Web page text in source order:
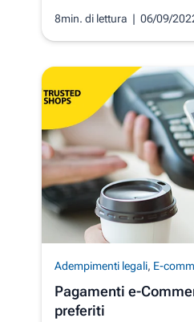
8min. di lettura | 06/09/
Adempimenti legali, E-
Pagamenti e-
preferiti